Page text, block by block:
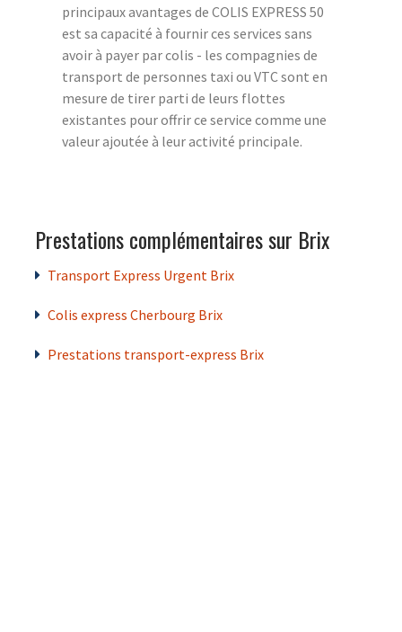
principaux avantages de COLIS EXPRESS 50
est sa capacité à fournir ces services sans
avoir à payer par colis - les compagnies de
transport de personnes taxi ou VTC sont en
mesure de tirer parti de leurs flottes
existantes pour offrir ce service comme une
valeur ajoutée à leur activité principale.
Prestations complémentaires sur Brix
Transport Express Urgent Brix
Colis express Cherbourg Brix
Prestations transport-express Brix